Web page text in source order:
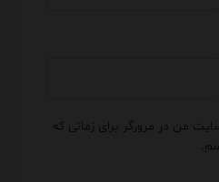
من در مرورگر برای زمانی که